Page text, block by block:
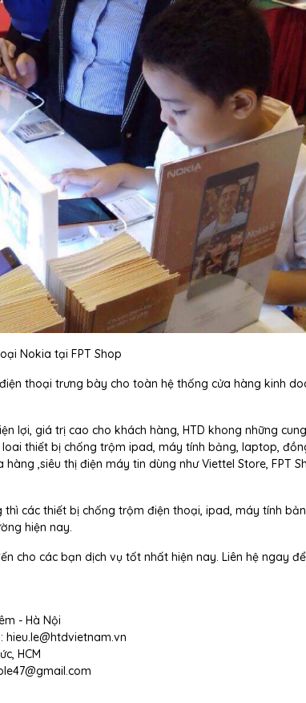
Nokia tại FPT Shop
thoại trưng bày cho toàn hệ thống cửa hàng kinh
lợi, giá trị cao cho khách hàng, HTD khong những
thiết bị chống trộm ipad, máy tính bảng, laptop,
,siêu thị điện máy tin dùng như Viettel Store, FPT
các thiết bị chống trộm điện thoại, ipad, máy tính
hiện nay.
cho các bạn dịch vụ tốt nhất hiện nay. Liên hệ ngay
- Hà Nội
hieu.le@htdvietnam.vn
HCM